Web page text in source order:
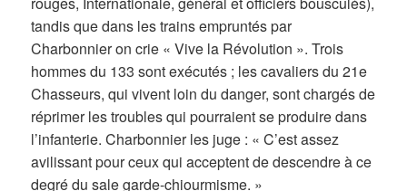
tandis que dans les trains empruntés par
Charbonnier on crie « Vive la Révolution ». Trois
hommes du 133 sont exécutés ; les cavaliers du 21e
Chasseurs, qui vivent loin du danger, sont chargés de
réprimer les troubles qui pourraient se produire dans
l’infanterie. Charbonnier les juge : « C’est assez
avilissant pour ceux qui acceptent de descendre à ce
degré du sale garde-chiourmisme. »